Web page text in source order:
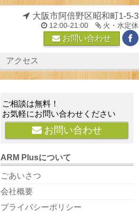
大阪市阿倍野区昭和町1-5-3
12:00-21:00 火・水定休
お問い合わせ
アクセス
ご相談は無料！
お気軽にお問い合わせください
お問い合わせ
ARM Plusについて
ごあいさつ
会社概要
プライバシーポリシー